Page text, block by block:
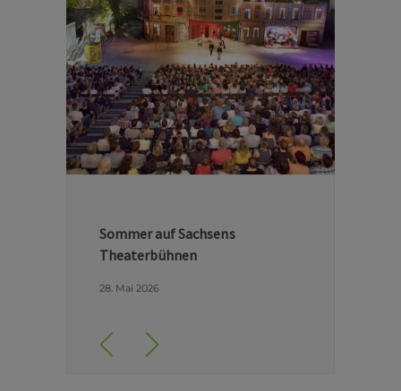
Hinter den Kulissen der Dresdner
Semperoper
29. April 2026